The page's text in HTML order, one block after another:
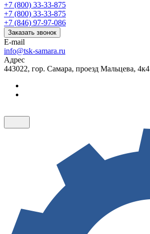
+7 (800) 33-33-875
+7 (800) 33-33-875
+7 (846) 97-97-086
Заказать звонок
E-mail
info@tsk-samara.ru
Адрес
443022, гор. Самара, проезд Мальцева, 4к4